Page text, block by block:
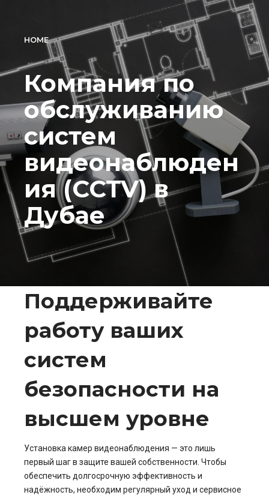
HOME
Компания по
обслуживанию
систем
видеонаблюден
ия (CCTV) в
Дубае
Поддерживайте
работу ваших
систем
безопасности на
высшем уровне
Установка камер видеонаблюдения — это лишь
первый шаг в защите вашей собственности. Чтобы
обеспечить долгосрочную эффективность и
надёжность, необходим регулярный уход и сервисное